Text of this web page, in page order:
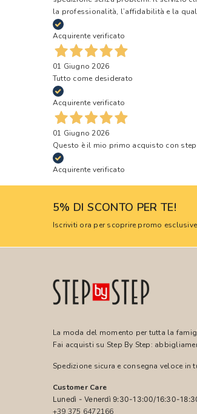
la professionalità, l’affidabilità e la
Acquirente verificato
01 Giugno 2026
Tutto come desiderato
Acquirente verificato
01 Giugno 2026
Questo è il mio primo acquisto con
Acquirente verificato
5% DI SCONTO PER TE!
Iscriviti ora per scoprire promo
La moda del momento per tutta la
Fai acquisti su Step By Step:
Spedizione sicura e consegna veloce in
Customer Care
Lunedì - Venerdì 9:30-13:00/16:30-
+39 375 6472166